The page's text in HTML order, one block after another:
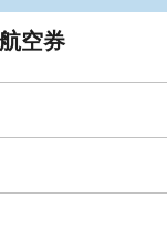
空券